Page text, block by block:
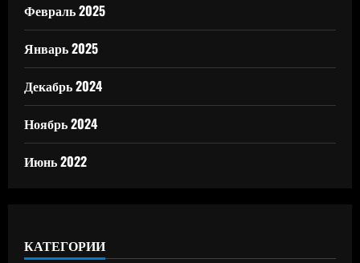
Февраль 2025
Январь 2025
Декабрь 2024
Ноябрь 2024
Июнь 2022
КАТЕГОРИИ